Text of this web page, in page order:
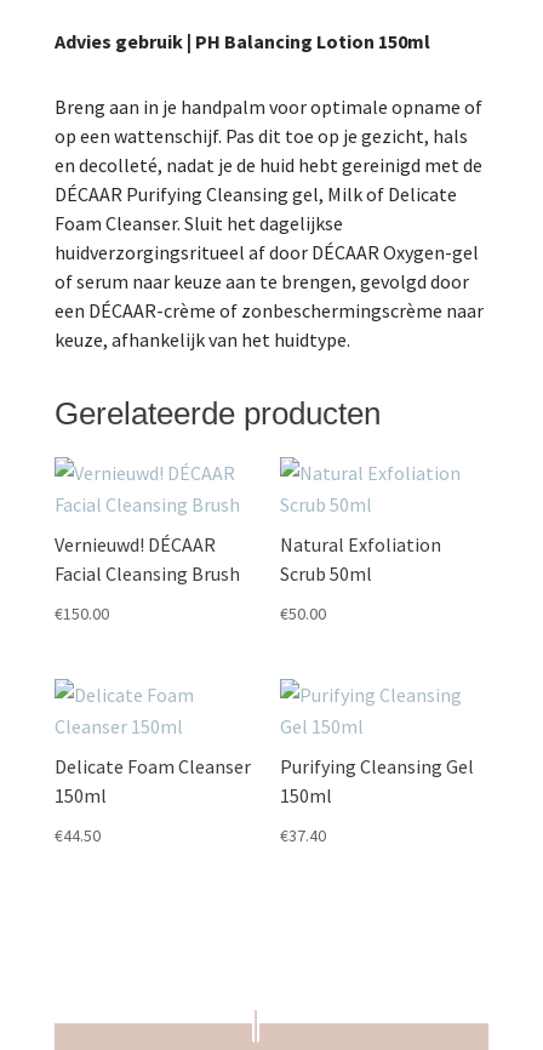
Advies gebruik | PH Balancing Lotion 150ml
Breng aan in je handpalm voor optimale opname of
op een wattenschijf. Pas dit toe op je gezicht, hals
en decolleté, nadat je de huid hebt gereinigd met de
DÉCAAR Purifying Cleansing gel, Milk of Delicate
Foam Cleanser. Sluit het dagelijkse
huidverzorgingsritueel af door DÉCAAR Oxygen-gel
of serum naar keuze aan te brengen, gevolgd door
een DÉCAAR-crème of zonbeschermingscrème naar
keuze, afhankelijk van het huidtype.
Gerelateerde producten
Vernieuwd! DÉCAAR
Facial Cleansing Brush
€150.00
Natural Exfoliation
Scrub 50ml
€50.00
Delicate Foam Cleanser
150ml
€44.50
Purifying Cleansing Gel
150ml
€37.40